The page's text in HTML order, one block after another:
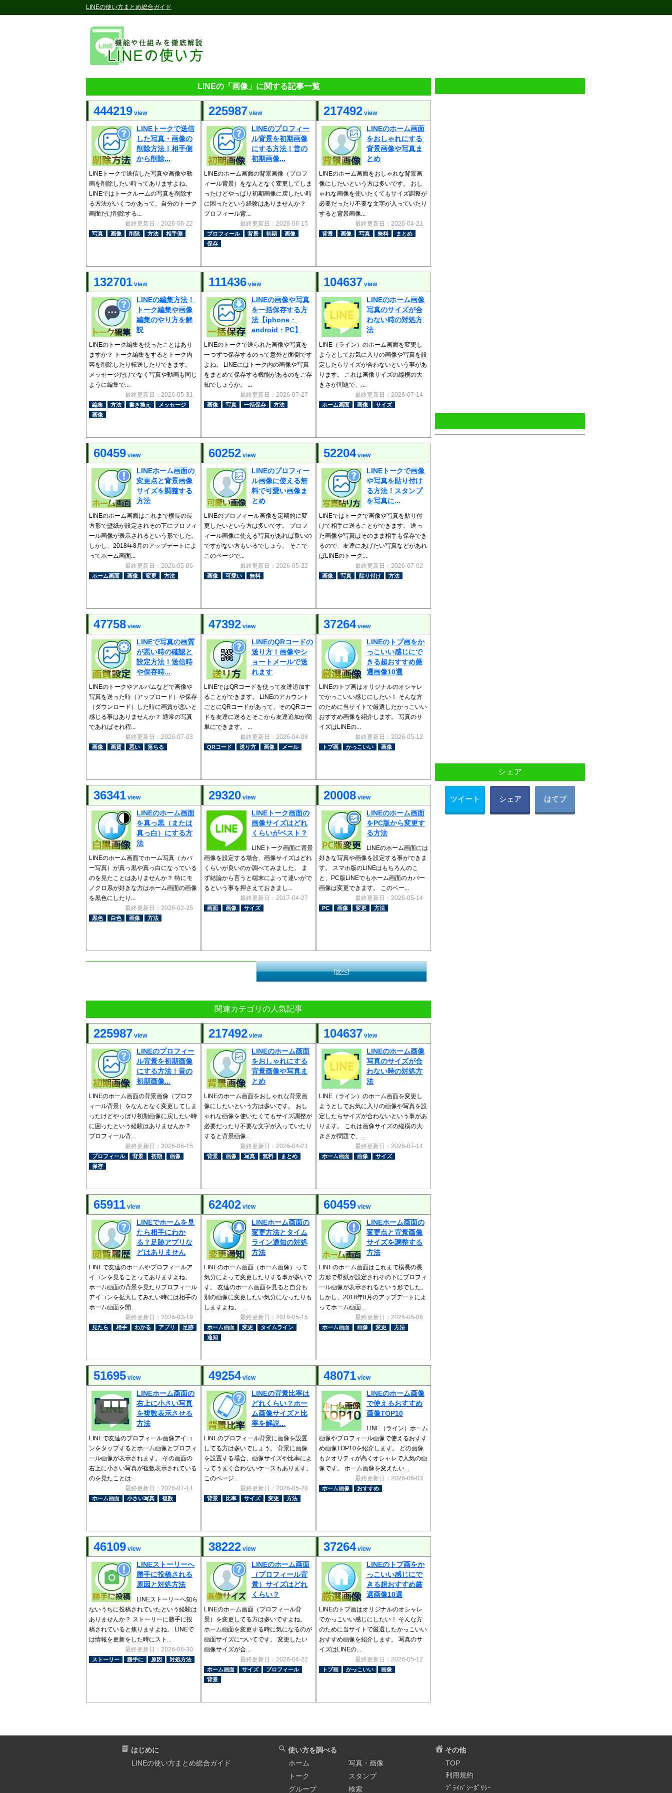
LINEの使い方まとめ総合ガイド
LINEの「画像」に関する記事一覧
444219 view
LINEトークで送信
した写真・画像の
削除方法！相手側
から削除...
LINEトークで送信した写真や画像や動
画を削除したい時ってありますよね。
LINEではトークルームの写真を削除す
る方法がいくつかあって、自分のトーク
画面だけ削除する...
最終更新日：2026-06-22
写真 画像 削除 方法 相手側
225987 view
LINEのプロフィー
ル背景を初期画像
にする方法！昔の
初期画像...
LINEのホーム画面の背景画像（プロフ
ィール背景）をなんとなく変更してしま
ったけどやっぱり初期画像に戻したい時
に困ったという経験はありませんか？
プロフィール背...
最終更新日：2026-06-15
プロフィール 背景 初期
画像
保存
217492 view
LINEのホーム画面
をおしゃれにする
背景画像や写真ま
とめ
LINEのホーム画面をおしゃれな背景画
像にしたいという方は多いです。 おし
ゃれな画像を使いたくてもサイズ調整が
必要だったり不要な文字が入っていたり
すると背景画像...
最終更新日：2026-04-21
背景 画像 写真 無料 まとめ
132701 view
LINEの編集方法！
トーク編集や画像
編集のやり方を解
説
LINEのトーク編集を使ったことはあり
ますか？ トーク編集をするとトーク内
容を削除したり転送したりできます。
メッセージだけでなく写真や動画も同じ
ように編集で...
最終更新日：2026-05-31
編集 方法 書き換え
メッセージ
画像
111436 view
LINEの画像や写真
を一括保存する方
法【iphone・
android・PC】
LINEのトークで送られた画像や写真を
一つずつ保存するのって意外と面倒です
よね。 LINEにはトーク内の画像や写真
をまとめて保存する機能があるのをご存
知でしょうか。 ...
最終更新日：2026-07-27
画像 写真 一括保存 方法
104637 view
LINEのホーム画像
写真のサイズが合
わない時の対処方
法
LINE（ライン）のホーム画面を変更し
ようとしてお気に入りの画像や写真を設
定したらサイズが合わないという事があ
ります。 これは画像サイズの縦横の大
きさが問題で、...
最終更新日：2026-07-14
ホーム画面 画像 サイズ
60459 view
LINEホーム画面の
変更点と背景画像
サイズを調整する
方法
LINEのホーム画面はこれまで横長の長
方形で壁紙が設定されその下にプロフィ
ール画像が表示されるという形でした。
しかし、2018年8月のアップデートによ
ってホーム画面...
最終更新日：2026-05-06
ホーム画面 画像 変更 方法
60252 view
LINEのプロフィー
ル画像に使える無
料で可愛い画像ま
とめ
LINEのプロフィール画像を定期的に変
更したいという方は多いです。 プロフ
ィール画像に使える写真があれば良いの
ですがない方もいるでしょう。 そこで
このページで...
最終更新日：2026-05-22
画像 可愛い 無料
52204view
LINEトークで画像
や写真を貼り付け
る方法！スタンプ
を写真に...
LINEではトークで画像や写真を貼り付
けて相手に送ることができます。 送っ
た画像や写真はそのまま相手も保存でき
るので、友達にあげたい写真などがあれ
ばLINEのトーク...
最終更新日：2026-07-02
画像 写真 貼り付け 方法
47758 view
LINEで写真の画質
が悪い時の確認と
設定方法！送信時
や保存時...
LINEのトークやアルバムなどで画像や
写真を送った時（アップロード）や保存
（ダウンロード）した時に画質が悪いと
感じる事はありませんか？ 通常の写真
であればそれ程...
最終更新日：2026-07-03
画像 画質 悪い 落ちる
47392 view
LINEのQRコードの
送り方！画像やシ
ョートメールで送
れます
LINEではQRコードを使って友達追加す
ることができます。 LINEのアカウント
ごとにQRコードがあって、そのQRコー
ドを友達に送るとそこから友達追加が簡
単にできます。 ...
最終更新日：2026-04-08
QRコード 送り方 画像 メール
37264view
LINEのトプ画をか
っこいい感じにで
きる超おすすめ厳
選画像10選
LINEのトプ画はオリジナルのオシャレ
でかっこいい感じにしたい！ そんな方
のために当サイトで厳選したかっこいい
おすすめ画像を紹介します。 写真のサ
イズはLINEの...
最終更新日：2026-05-12
トプ画 かっこいい 画像
36341 view
LINEのホーム画面
を真っ黒（または
真っ白）にする方
法
LINEのホーム画面でホーム写真（カバ
ー写真）が真っ黒や真っ白になっている
のを見たことはありませんか？ 特にモ
ノクロ系が好きな方はホーム画面の画像
を黒色にしたり...
最終更新日：2026-02-25
黒色 白色 画像 方法
29320 view
LINEトーク画面の
画像サイズはどれ
くらいがベスト？
LINEトーク画面に背景
画像を設定する場合、画像サイズはどれ
くらいが良いのか調べてみました。 ま
ず結論から言うと端末によって違いがで
るという事を押さえておきまし...
最終更新日：2017-04-27
画面 画像 サイズ
20008 view
LINEのホーム画面
をPC版から変更す
る方法
LINEのホーム画面には
好きな写真や画像を設定する事ができま
す。 スマホ版のLINEはもちろんのこ
と、PC版LINEでもホーム画面のカバー
画像は変更できます。 このペー...
最終更新日：2026-05-14
PC 画像 変更 方法
[次へ]
関連カテゴリの人気記事
225987 view
LINEのプロフィー
ル背景を初期画像
にする方法！昔の
初期画像...
LINEのホーム画面の背景画像（プロフ
ィール背景）をなんとなく変更してしま
ったけどやっぱり初期画像に戻したい時
に困ったという経験はありませんか？
プロフィール背...
最終更新日：2026-06-15
プロフィール 背景 初期
画像
保存
217492 view
LINEのホーム画面
をおしゃれにする
背景画像や写真ま
とめ
LINEのホーム画面をおしゃれな背景画
像にしたいという方は多いです。 おし
ゃれな画像を使いたくてもサイズ調整が
必要だったり不要な文字が入っていたり
すると背景画像...
最終更新日：2026-04-21
背景 画像 写真 無料 まとめ
104637 view
LINEのホーム画像
写真のサイズが合
わない時の対処方
法
LINE（ライン）のホーム画面を変更し
ようとしてお気に入りの画像や写真を設
定したらサイズが合わないという事があ
ります。 これは画像サイズの縦横の大
きさが問題で、...
最終更新日：2026-07-14
ホーム画面 画像 サイズ
65911 view
LINEでホームを見
たら相手にわか
る？足跡アプリな
どはありません
LINEで友達のホームやプロフィールア
イコンを見ることってありますよね。
ホーム画面の背景を見たりプロフィール
アイコンを拡大してみたい時には相手の
ホーム画面を開...
最終更新日：2026-03-19
見たら 相手 わかる アプリ 足跡
62402 view
LINEホーム画面の
変更方法とタイム
ライン通知の対処
方法
LINEのホーム画面（ホーム画像）って
気分によって変更したりする事が多いで
す。 友達のホーム画面を見ると自分も
別の画像に変更したい気分になったりも
しますよね。 ...
最終更新日：2018-05-15
ホーム画面 変更
タイムライン
通知
60459 view
LINEホーム画面の
変更点と背景画像
サイズを調整する
方法
LINEのホーム画面はこれまで横長の長
方形で壁紙が設定されその下にプロフィ
ール画像が表示されるという形でした。
しかし、2018年8月のアップデートによ
ってホーム画面...
最終更新日：2026-05-06
ホーム画面 画像 変更 方法
51695 view
LINEホーム画面の
右上に小さい写真
を複数表示させる
方法
LINEで友達のプロフィール画像アイコ
ンをタップするとホーム画像とプロフィ
ール画像が表示されます。 その画面の
右上に小さい写真が複数表示されている
のを見たことは...
最終更新日：2026-07-14
ホーム画面 小さい写真 複数
49254view
LINEの背景比率は
どれくらい？ホー
ム画像サイズと比
率を解説...
LINEのプロフィール背景に画像を設置
してる方は多いでしょう。 背景に画像
を設置する場合、画像サイズや比率によ
ってうまく合わないケースもあります。
このページ...
最終更新日：2026-05-28
背景 比率 サイズ 変更 方法
48071 view
LINEのホーム画像
で使えるおすすめ
画像TOP10
LINE（ライン）ホーム
画像やプロフィール画像で使えるおすす
め画像TOP10を紹介します。 どの画像
もクオリティが高くオシャレで人気の画
像です。 ホーム画像を変えたい...
最終更新日：2026-06-03
ホーム画像 おすすめ
46109 view
LINEストーリーへ
勝手に投稿される
原因と対処方法
LINEストーリーへ知ら
ないうちに投稿されていたという経験は
ありませんか？ ストーリーに勝手に投
稿されていると焦りますよね。 LINEで
は情報を更新をした時にスト...
最終更新日：2026-06-30
ストーリー 勝手に 原因 対処方法
38222 view
LINEのホーム画面
（プロフィール背
景）サイズはどれ
くらい？
LINEのホーム画面（プロフィール背
景）を変更してる方は多いですよね。
ホーム画面を変更する時に気になるのが
画面サイズについてです。 変更したい
画像サイズが合...
最終更新日：2026-04-22
ホーム画面 サイズ
プロフィール
背景
37264view
LINEのトプ画をか
っこいい感じにで
きる超おすすめ厳
選画像10選
LINEのトプ画はオリジナルのオシャレ
でかっこいい感じにしたい！ そんな方
のために当サイトで厳選したかっこいい
おすすめ画像を紹介します。 写真のサ
イズはLINEの...
最終更新日：2026-05-12
トプ画 かっこいい 画像
シェア
ツイート シェア はてブ
はじめに
LINEの使い方まとめ総合ガイド
使い方を調べる
ホーム
トーク
グループ
写真・画像
スタンプ
検索
その他
TOP
利用規約
ﾌﾟﾗｲﾊﾞｼｰﾎﾟﾘｼｰ